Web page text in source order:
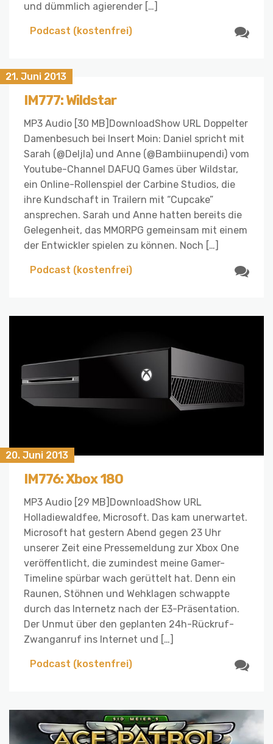
und dümmlich agierender […]
Podcast (kostenfrei)
21. Juni 2013
IM777: Wildstar
MP3 Audio [30 MB]DownloadShow URL Doppelter
Damenbesuch bei Insert Moin: Daniel spricht mit
Sarah (@Deljla) und Anne (@Bambiinupendi) vom
Youtube-Channel DAFUQ Games über Wildstar,
ein Online-Rollenspiel der Carbine Studios, die
ihre Kundschaft in Trailern mit “Cupcake”
ansprechen. Sarah und Anne hatten bereits die
Gelegenheit, das MMORPG gemeinsam mit einem
der Entwickler spielen zu können. Noch […]
Podcast (kostenfrei)
20. Juni 2013
IM776: Xbox 180
MP3 Audio [29 MB]DownloadShow URL
Holladiewaldfee, Microsoft. Das kam unerwartet.
Microsoft hat gestern Abend gegen 23 Uhr
unserer Zeit eine Pressemeldung zur Xbox One
veröffentlicht, die zumindest meine Gamer-
Timeline spürbar wach gerüttelt hat. Denn ein
Raunen, Stöhnen und Wehklagen schwappte
durch das Internetz nach der E3-Präsentation.
Der Unmut über den geplanten 24h-Rückruf-
Zwanganruf ins Internet und […]
Podcast (kostenfrei)